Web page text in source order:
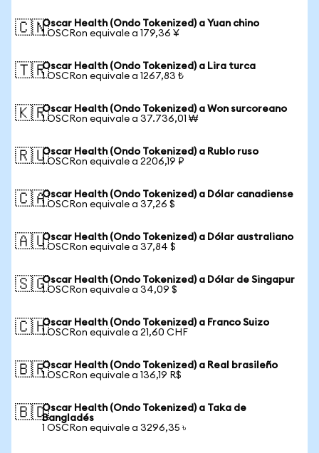
🇨🇳Oscar Health (Ondo Tokenized) a Yuan chino
1 OSCRon equivale a 179,36 ¥
🇹🇷Oscar Health (Ondo Tokenized) a Lira turca
1 OSCRon equivale a 1267,83 ₺
🇰🇷Oscar Health (Ondo Tokenized) a Won surcoreano
1 OSCRon equivale a 37.736,01 ₩
🇷🇺Oscar Health (Ondo Tokenized) a Rublo ruso
1 OSCRon equivale a 2206,19 ₽
🇨🇦Oscar Health (Ondo Tokenized) a Dólar canadiense
1 OSCRon equivale a 37,26 $
🇦🇺Oscar Health (Ondo Tokenized) a Dólar australiano
1 OSCRon equivale a 37,84 $
🇸🇬Oscar Health (Ondo Tokenized) a Dólar de Singapur
1 OSCRon equivale a 34,09 $
🇨🇭Oscar Health (Ondo Tokenized) a Franco Suizo
1 OSCRon equivale a 21,60 CHF
🇧🇷Oscar Health (Ondo Tokenized) a Real brasileño
1 OSCRon equivale a 136,19 R$
🇧🇩Oscar Health (Ondo Tokenized) a Taka de
Bangladés
1 OSCRon equivale a 3296,35 ৳